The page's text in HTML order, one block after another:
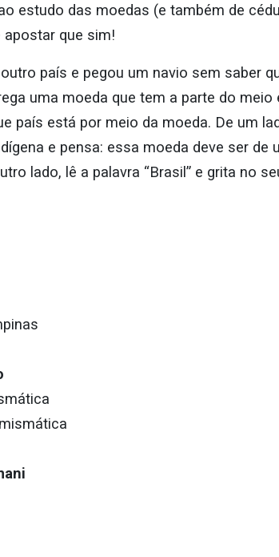
estudo das moedas (e também de
que sim!
país e pegou um navio sem saber
uma moeda que tem a parte do
país está por meio da moeda. De um
e pensa: essa moeda deve ser de
lado, lê a palavra “Brasil” e grita no